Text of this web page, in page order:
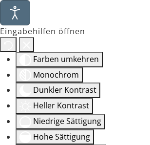
Eingabehilfen öffnen
Farben umkehren
Monochrom
Dunkler Kontrast
Heller Kontrast
Niedrige Sättigung
Hohe Sättigung